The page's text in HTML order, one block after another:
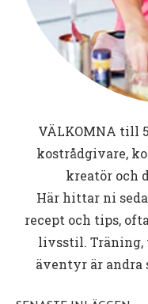
Creme fraiche och
får allt puttra ihop i
är mjuka.